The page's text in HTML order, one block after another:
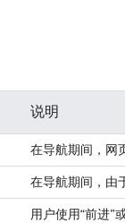
说明
在导航期间，网
在导航期间，由
用户使用“前进”